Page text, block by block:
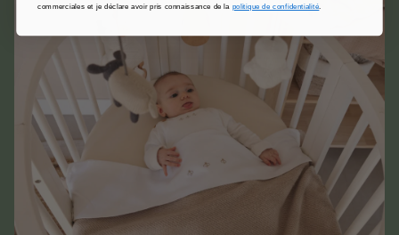
commerciales et je déclare avoir pris connaissance de la politique de confidentialité